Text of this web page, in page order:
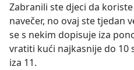
Zabranili ste djeci da
navečer, no ovaj ste tjedan
se s nekim dopisuje iza
vratiti kući najkasnije do 10
iza 11.